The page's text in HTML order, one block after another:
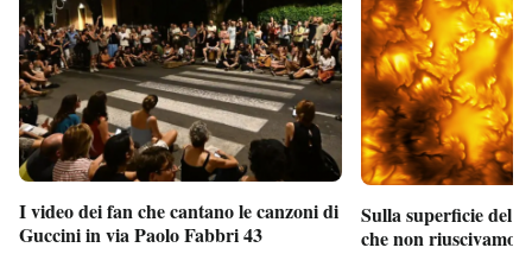
I video dei fan che cantano le canzoni di
Guccini in via Paolo Fabbri 43
Sulla superficie del
che non riuscivamo